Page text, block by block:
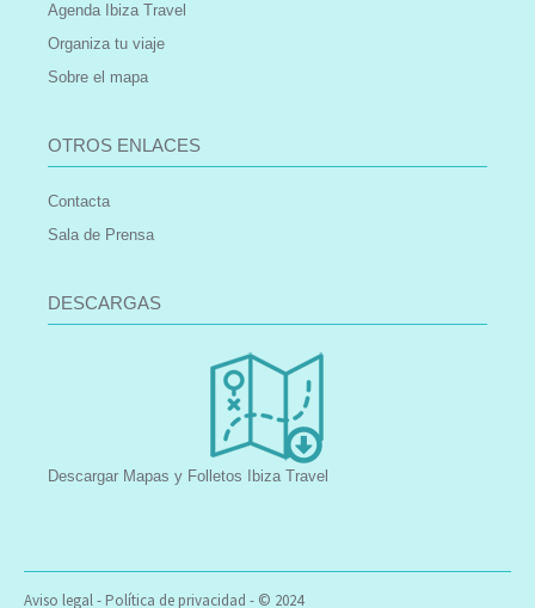
Agenda Ibiza Travel
Organiza tu viaje
Sobre el mapa
OTROS ENLACES
Contacta
Sala de Prensa
DESCARGAS
Descargar Mapas y Folletos Ibiza Travel
Aviso legal- Política de privacidad - © 2024